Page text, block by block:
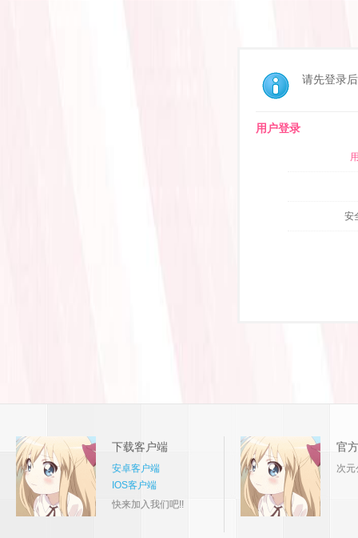
请先登录
用户登录
安
下载客户端
安卓客户端
IOS客户端
快来加入我们吧!!
官
次元